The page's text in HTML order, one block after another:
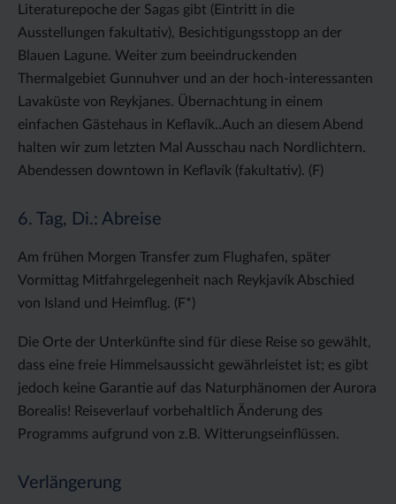
Literaturepoche der Sagas gibt (Eintritt in die
Ausstellungen fakultativ), Besichtigungsstopp an der
Blauen Lagune. Weiter zum beeindruckenden
Thermalgebiet Gunnuhver und an der hoch-interessanten
Lavaküste von Reykjanes. Übernachtung in einem
einfachen Gästehaus in Keflavík..Auch an diesem Abend
halten wir zum letzten Mal Ausschau nach Nordlichtern.
Abendessen downtown in Keflavík (fakultativ). (F)
6. Tag, Di.: Abreise
Am frühen Morgen Transfer zum Flughafen, später
Vormittag Mitfahrgelegenheit nach Reykjavík Abschied
von Island und Heimflug. (F*)
Die Orte der Unterkünfte sind für diese Reise so gewählt,
dass eine freie Himmelsaussicht gewährleistet ist; es gibt
jedoch keine Garantie auf das Naturphänomen der Aurora
Borealis! Reiseverlauf vorbehaltlich Änderung des
Programms aufgrund von z.B. Witterungseinflüssen.
Verlängerung